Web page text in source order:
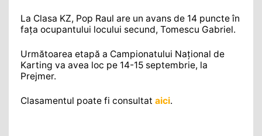
La Clasa KZ, Pop Raul are un avans de 14 puncte în
faţa ocupantului locului secund, Tomescu Gabriel.
Următoarea etapă a Campionatului Naţional de
Karting va avea loc pe 14-15 septembrie, la
Prejmer.
Clasamentul poate fi consultat aici.